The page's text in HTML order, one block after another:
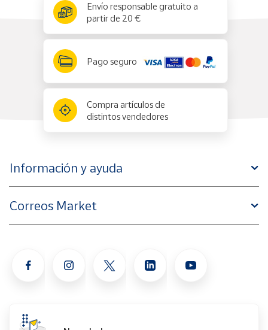
Envío responsable gratuito a
partir de 20 €
Pago seguro
Compra artículos de
distintos vendedores
Información y ayuda
Correos Market